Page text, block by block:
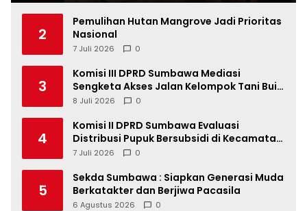
2
Pemulihan Hutan Mangrove Jadi Prioritas
Nasional
7 Juli 2026 0
3
Komisi III DPRD Sumbawa Mediasi
Sengketa Akses Jalan Kelompok Tani Buin
Dua
8 Juli 2026 0
4
Komisi II DPRD Sumbawa Evaluasi
Distribusi Pupuk Bersubsidi di Kecamatan
Lape
7 Juli 2026 0
5
Sekda Sumbawa : Siapkan Generasi Muda
Berkatakter dan Berjiwa Pacasila
6 Agustus 2026 0